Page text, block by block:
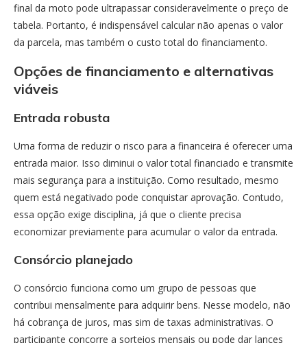
final da moto pode ultrapassar consideravelmente o preço de
tabela. Portanto, é indispensável calcular não apenas o valor
da parcela, mas também o custo total do financiamento.
Opções de financiamento e alternativas
viáveis
Entrada robusta
Uma forma de reduzir o risco para a financeira é oferecer uma
entrada maior. Isso diminui o valor total financiado e transmite
mais segurança para a instituição. Como resultado, mesmo
quem está negativado pode conquistar aprovação. Contudo,
essa opção exige disciplina, já que o cliente precisa
economizar previamente para acumular o valor da entrada.
Consórcio planejado
O consórcio funciona como um grupo de pessoas que
contribui mensalmente para adquirir bens. Nesse modelo, não
há cobrança de juros, mas sim de taxas administrativas. O
participante concorre a sorteios mensais ou pode dar lances